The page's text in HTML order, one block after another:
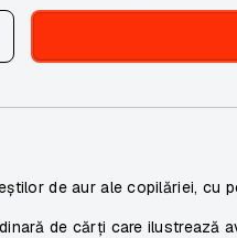
de aur ale copilăriei, cu
de cărți care ilustrează